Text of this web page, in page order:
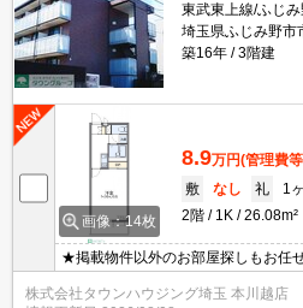
東武東上線/ふじ
埼玉県ふじみ野市
築16年
3階建
画像：14枚
8.9万円(管理費
敷
なし 礼
1
2階
1K 26.08m²
★掲載物件以外のお部屋探しもお任
探しはタウンハウジングへ★
株式会社タウンハウジング埼玉 本川越店